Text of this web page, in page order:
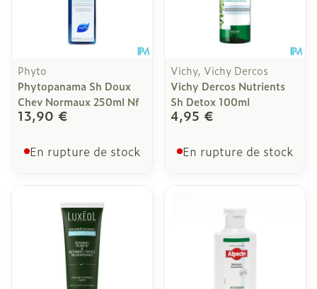
Phyto
Phytopanama Sh Doux
Chev Normaux 250ml Nf
13,90 €
En rupture de stock
Vichy, Vichy Dercos
Vichy Dercos Nutrients
Sh Detox 100ml
4,95 €
En rupture de stock